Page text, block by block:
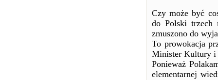
Czy może być
do Polski
zmuszono do
To prowokacja
Minister Kultury i
Ponieważ
elementarnej